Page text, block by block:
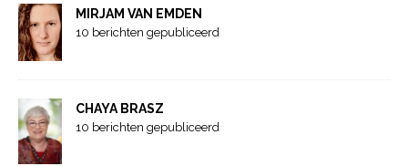
MIRJAM VAN EMDEN
10 berichten gepubliceerd
CHAYA BRASZ
10 berichten gepubliceerd